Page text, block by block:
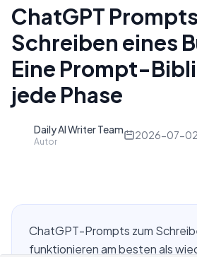
ChatGPT
Schreiben eines
Eine Prompt-
jede Phase
Daily AI Writer Team
Autor
2026-07-02
ChatGPT-Prompts zum
funktionieren am besten als